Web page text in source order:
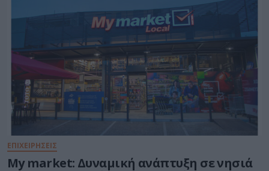
ΕΠΙΧΕΙΡΗΣΕΙΣ
My market: Δυναμική ανάπτυξη σε νησιά